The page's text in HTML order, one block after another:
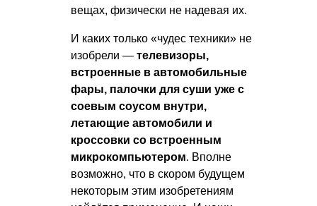
вещах, физически не надевая их.
И каких только «чудес техники» не
изобрели — телевизоры,
встроенные в автомобильные
фары, палочки для суши уже с
соевым соусом внутри,
летающие автомобили и
кроссовки со встроенным
микрокомпьютером. Вполне
возможно, что в скором будущем
некоторым этим изобретениям